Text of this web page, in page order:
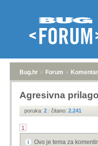
Bug.hr » Forum »
Agresivna
poruka: 2 | čitano: 2.241
1
Ovo je tema za